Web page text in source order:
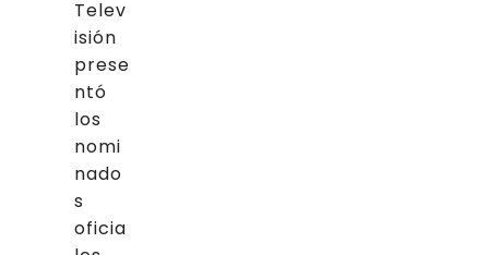
Telev
isión
prese
ntó
los
nomi
nado
s
oficia